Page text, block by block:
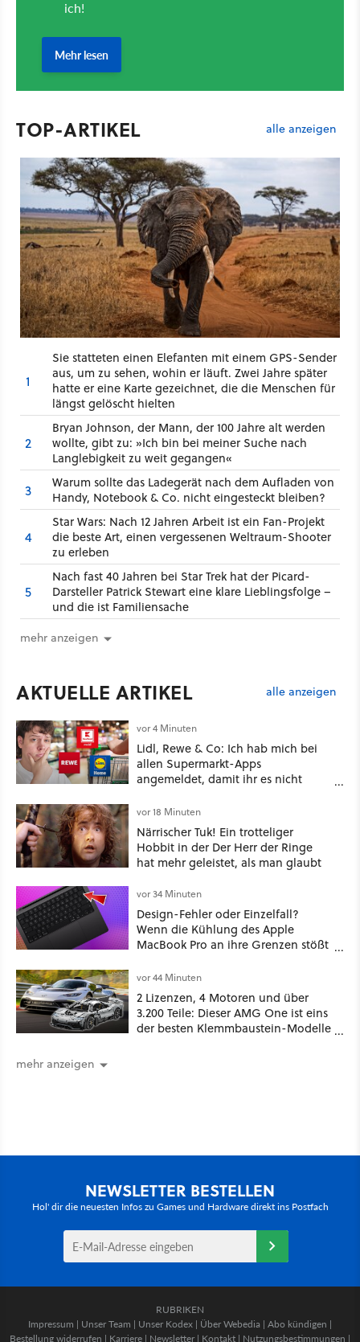
TOP-ARTIKEL alle anzeigen
1
Sie statteten einen Elefanten mit einem GPS-Sender
aus, um zu sehen, wohin er läuft. Zwei Jahre später
hatte er eine Karte gezeichnet, die die Menschen für
längst gelöscht hielten
2
Bryan Johnson, der Mann, der 100 Jahre alt werden
wollte, gibt zu: »Ich bin bei meiner Suche nach
Langlebigkeit zu weit gegangen«
3
Warum sollte das Ladegerät nach dem Aufladen von
Handy, Notebook & Co. nicht eingesteckt bleiben?
4
Star Wars: Nach 12 Jahren Arbeit ist ein Fan-Projekt
die beste Art, einen vergessenen Weltraum-Shooter
zu erleben
5
Nach fast 40 Jahren bei Star Trek hat der Picard-
Darsteller Patrick Stewart eine klare Lieblingsfolge –
und die ist Familiensache
mehr anzeigen
AKTUELLE ARTIKEL alle anzeigen
vor 4 Minuten
Lidl, Rewe & Co: Ich hab mich bei
allen Supermarkt-Apps
angemeldet, damit ihr es nicht
vor 18 Minuten
Närrischer Tuk! Ein trotteliger
Hobbit in der Der Herr der Ringe
hat mehr geleistet, als man glaubt
vor 34 Minuten
Design-Fehler oder Einzelfall?
Wenn die Kühlung des Apple
MacBook Pro an ihre Grenzen stößt
vor 44 Minuten
2 Lizenzen, 4 Motoren und über
3.200 Teile: Dieser AMG One ist eins
der besten Klemmbaustein-Modelle
mehr anzeigen
NEWSLETTER BESTELLEN
Hol' dir die neuesten Infos zu Games und Hardware direkt ins Postfach
RUBRIKEN
Impressum | Unser Team | Unser Kodex | Über Webedia | Abo kündigen |
Bestellung widerrufen | Karriere | Newsletter | Kontakt | Nutzungsbestimmungen |